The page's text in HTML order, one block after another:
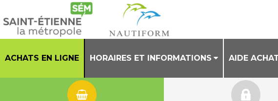
ACHATS EN LIGNE HORAIRES ET INFORMATIONS
PRESENTATION
AIDE